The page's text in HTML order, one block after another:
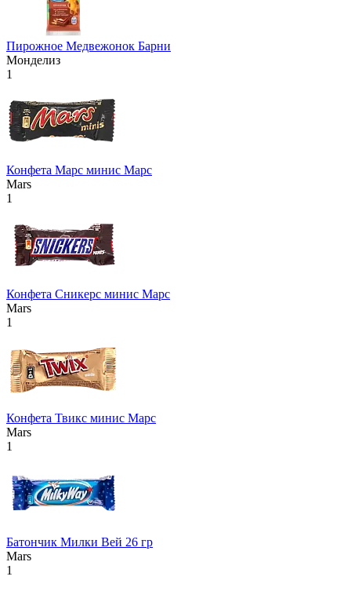
Пирожное Медвежонок Барни
Монделиз
1
Конфета Марс минис Марс
Mars
1
Конфета Сникерс минис Марс
Mars
1
Конфета Твикс минис Марс
Mars
1
Батончик Милки Вей 26 гр
Mars
1